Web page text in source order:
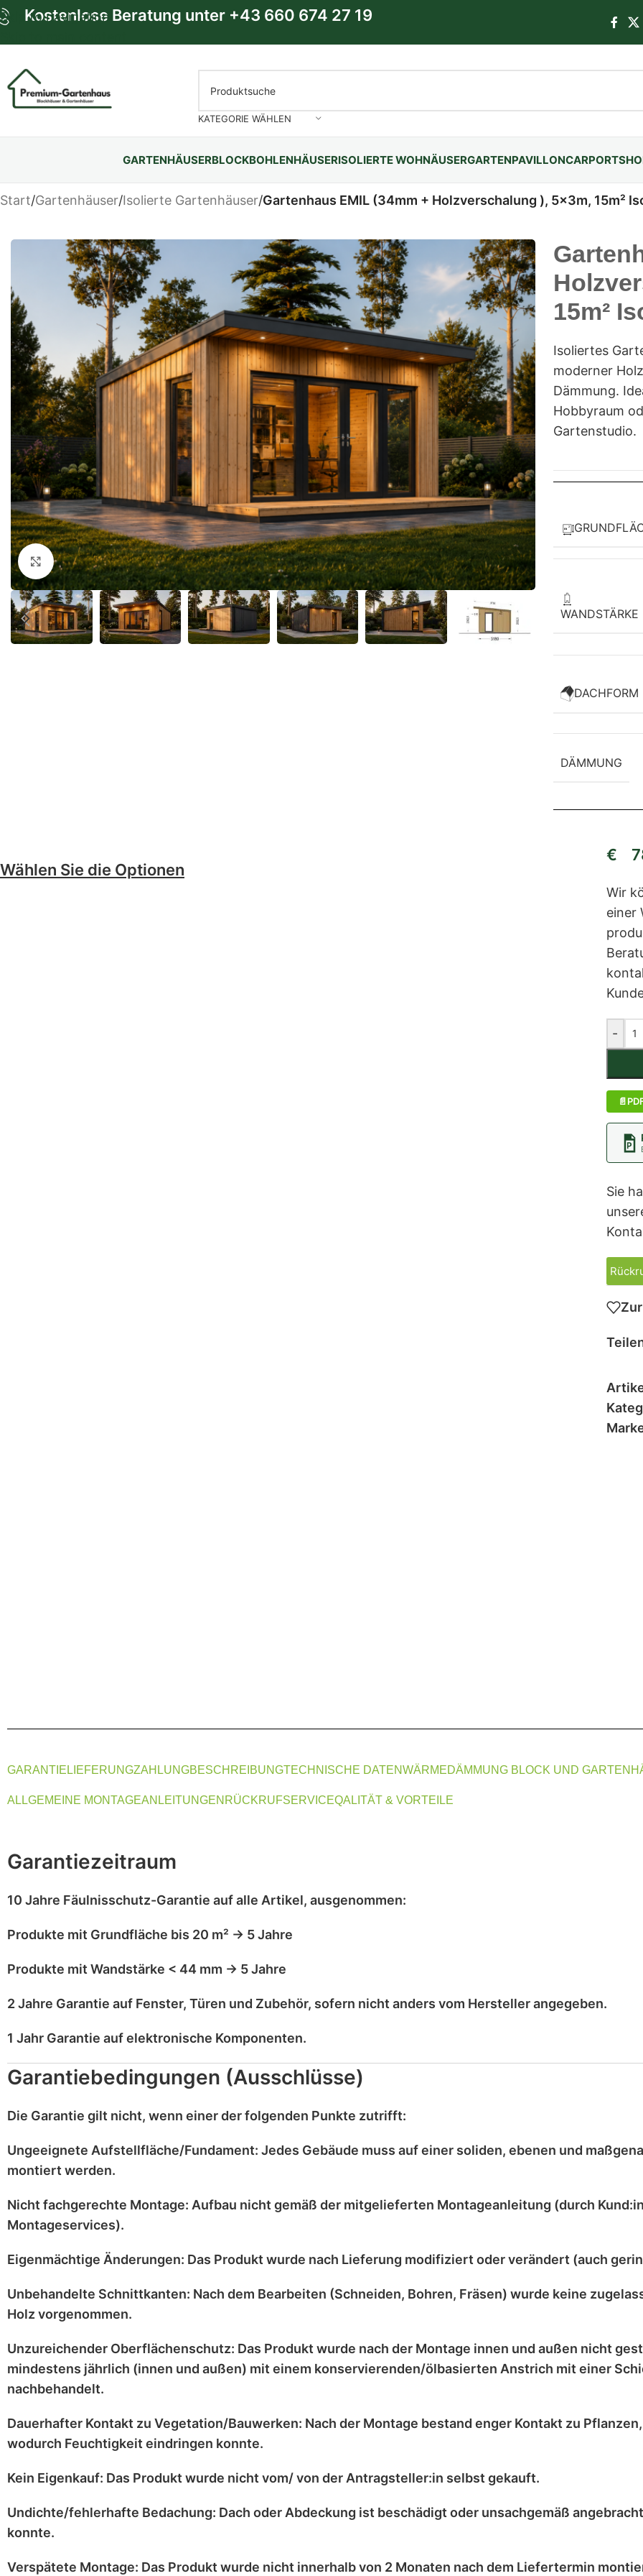
Skip to navigation
Kostenlose Beratung unter +43 660 674 27 19
KATEGORIE WÄHLEN
GARTENHÄUSERBLOCKBOHLENHÄUSERISOLIERTE WOHNÄUSERGARTENPAVILLONCARPORTS
Start/Gartenhäuser/Isolierte Gartenhäuser/Gartenhaus EMIL (34mm + Holzverschalung ), 5x3m, 15m²
Klick zum Vergrößern
15m²
Isoliertes
moderner
Dämmung.
Hobbyraum
Gartenstudio.
WANDSTÄRKE
DACHFORM
DÄMMUNG
Wählen Sie die Optionen
€
Wir
einer
-
Sie
GARANTIE LIEFERUNGZAHLUNGBESCHREIBUNGTECHNISCHE DATENWÄRMEDÄMMUNG BLOCK UND
ALLGEMEINE MONTAGEANLEITUNGEN RÜCKRUFSERVICEQALITÄT & VORTEILE
Garantiezeitraum
10 Jahre Fäulnisschutz-Garantie auf alle Artikel, ausgenommen:
Produkte mit Grundfläche bis 20 m² → 5 Jahre
Produkte mit Wandstärke < 44 mm → 5 Jahre
2 Jahre Garantie auf Fenster, Türen und Zubehör, sofern nicht anders vom Hersteller angegeben.
1 Jahr Garantie aufelektronische Komponenten.
Garantiebedingungen (Ausschlüsse)
Die Garantie gilt nicht, wenn einer der folgenden Punkte zutrifft:
Ungeeignete Aufstellfläche/Fundament: Jedes Gebäude muss auf einer soliden, ebenen und
montiert werden.
Nicht fachgerechte Montage: Aufbau nicht gemäß der mitgelieferten Montageanleitung (durch
Montageservices).
Eigenmächtige Änderungen: Das Produkt wurde nach Lieferung modifiziert oderverändert (auch
Unbehandelte Schnittkanten: Nach dem Bearbeiten (Schneiden, Bohren, Fräsen) wurde keine
Holz vorgenommen.
Unzureichender Oberflächenschutz: Das Produkt wurde nach der Montage innen und außen nicht
mindestens jährlich (innen und außen) mit einem konservierenden/ölbasierten Anstrich mit einer
nachbehandelt.
Dauerhafter Kontakt zu Vegetation/Bauwerken: Nach der Montage bestand enger Kontakt zu
wodurch Feuchtigkeit eindringen konnte.
Kein Eigenkauf: Das Produkt wurde nicht vom/ von der Antragsteller:in selbst gekauft.
Undichte/fehlerhafte Bedachung: Dach oder Abdeckung ist beschädigt oder unsachgemäß angebracht
konnte.
Verspätete Montage: Das Produkt wurde nicht innerhalb von 2 Monaten nach dem Liefertermin